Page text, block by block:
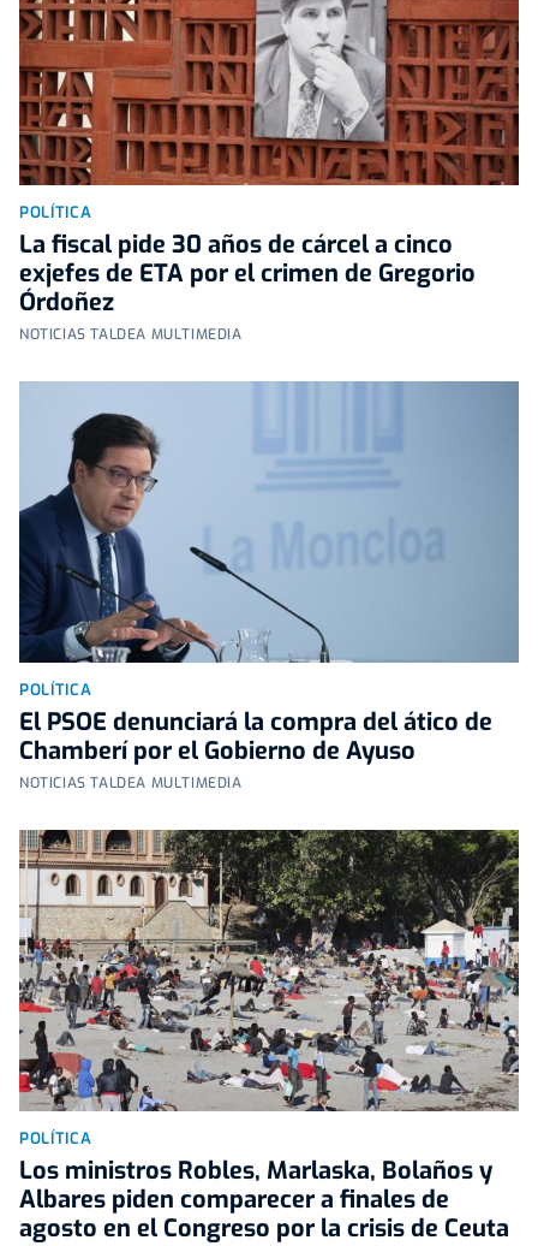
POLÍTICA
La fiscal pide 30 años de cárcel a cinco
exjefes de ETA por el crimen de Gregorio
Órdoñez
NOTICIAS TALDEA MULTIMEDIA
POLÍTICA
El PSOE denunciará la compra del ático de
Chamberí por el Gobierno de Ayuso
NOTICIAS TALDEA MULTIMEDIA
POLÍTICA
Los ministros Robles, Marlaska, Bolaños y
Albares piden comparecer a finales de
agosto en el Congreso por la crisis de Ceuta